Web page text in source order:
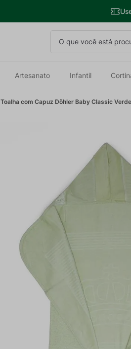
Artesanato Infantil
Toalha com Capuz Döhler Baby Classic